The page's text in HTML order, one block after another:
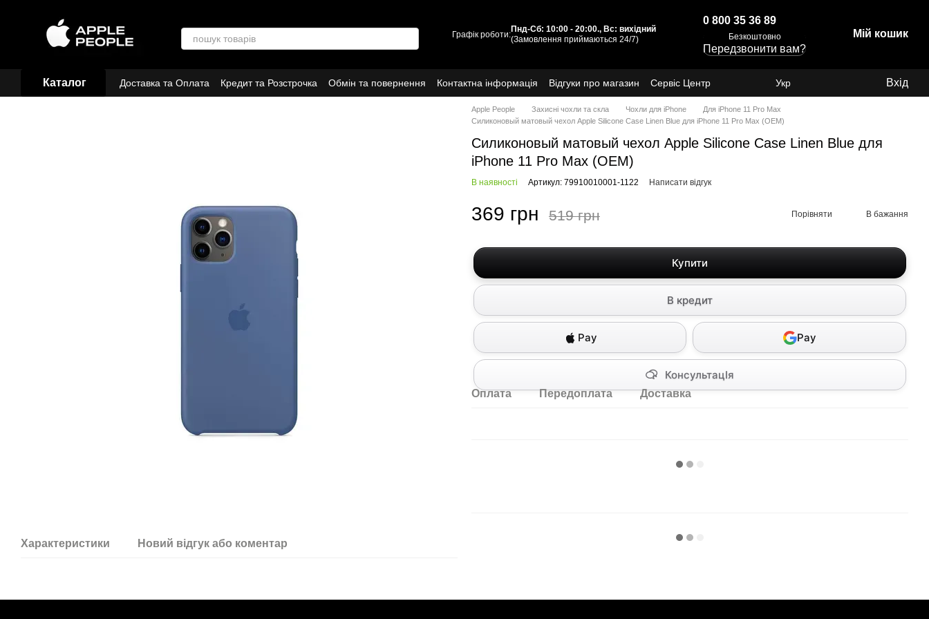
Графік роботи:
Пнд-Сб: 10:00 - 20:00., Вс: вихідний
(Замовлення приймаються 24/7)
0 800 35 36 89
Безкоштовно
Передзвонити вам?
Мій кошик
Каталог Доставка та Оплата Кредит та Розстрочка Обмін та повернення Контактна інформація Відгуки про магазин
Сервіс Центр
Договір публічної оферти
Партнери Про нас
Укр Вхід
Характеристики Новий відгук або коментар
Apple People Захисні чохли та скла Чохли для iPhone
Для iPhone 11 Pro Max
Силиконовый матовый чехол Apple Silicone Case Linen Blue для iPhone 11 Pro Max (OEM)
Силиконовый матовый чехол Apple Silicone Case Linen Blue для
iPhone 11 Pro Max (OEM)
В наявності Артикул: 79910010001-1122 Написати відгук
369 грн 519 грн Порівняти В бажання
Купити
В кредит
КонсультацІя
Pay Pay
Оплата Передоплата Доставка